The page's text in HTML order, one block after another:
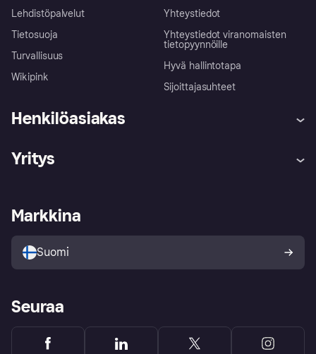
Lehdistöpalvelut
Tietosuoja
Turvallisuus
Wikipink
Yhteystiedot
Yhteystiedot viranomaisten
tietopyynnöille
Hyvä hallintotapa
Sijoittajasuhteet
Henkilöasiakas
Ohje
Kirjaudu sisään
Tutustu kauppoihin
Ostajan turva
Yritys
Kirjaudu sisään yrityksenä
Markkina
Suomi
Seuraa